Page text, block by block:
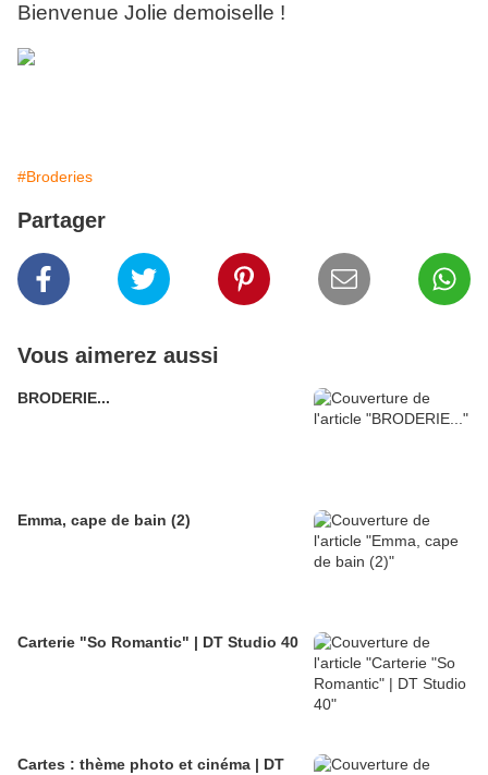
Bienvenue Jolie demoiselle !
#Broderies
Partager
Vous aimerez aussi
BRODERIE...
Emma, cape de bain (2)
Carterie "So Romantic" | DT Studio 40
Cartes : thème photo et cinéma | DT